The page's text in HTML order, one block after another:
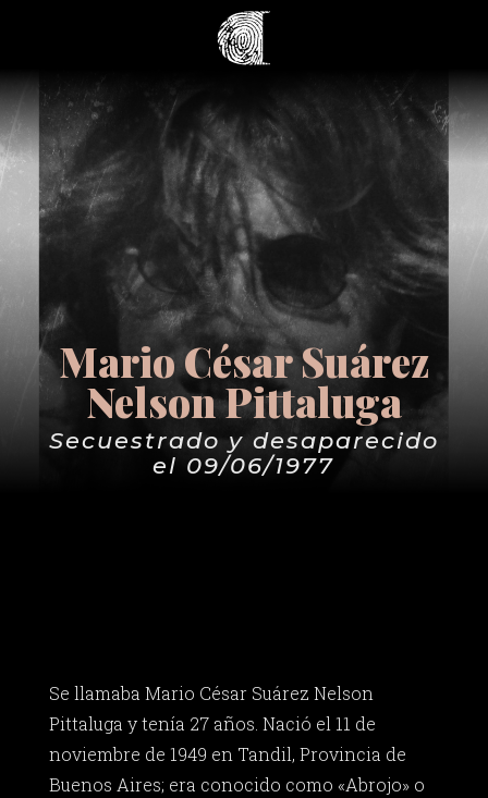
Mario César Suárez
Nelson Pittaluga
Secuestrado y desaparecido
el 09/06/1977
Se llamaba Mario César Suárez Nelson
Pittaluga y tenía 27 años. Nació el 11 de
noviembre de 1949 en Tandil, Provincia de
Buenos Aires; era conocido como «Abrojo» o